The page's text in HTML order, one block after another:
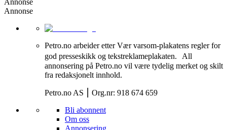
Annonse
Annonse
Petro.no arbeider etter Vær varsom-plakatens regler for
god presseskikk og tekstreklameplakaten. All
annonsering på Petro.no vil være tydelig merket og skilt
fra redaksjonelt innhold.
Petro.no AS ⎮ Org.nr: 918 674 659
Bli abonnent
Om oss
Annonsering